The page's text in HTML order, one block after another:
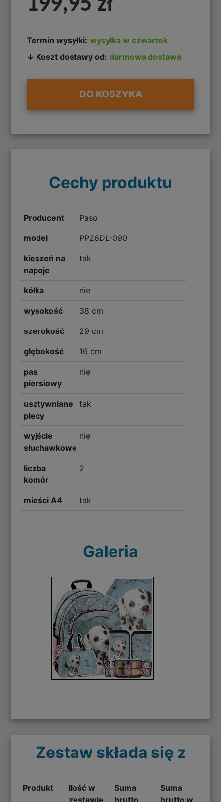
199,95 zł
Termin wysyłki: wysyłka w czwartek
↓ Koszt dostawy od: darmowa dostawa
DO KOSZYKA
Cechy produktu
Producent Paso
model PP26DL-090
kieszeń na
napoje
tak
kółka nie
wysokość 38 cm
szerokość 29 cm
głębokość 16 cm
pas
piersiowy
nie
usztywniane
plecy
tak
wyjście
słuchawkowe
nie
liczba
komór
2
mieści A4 tak
Galeria
Zestaw składa się z
Produkt
Ilość w
zestawie
Suma
brutto
Suma
brutto w